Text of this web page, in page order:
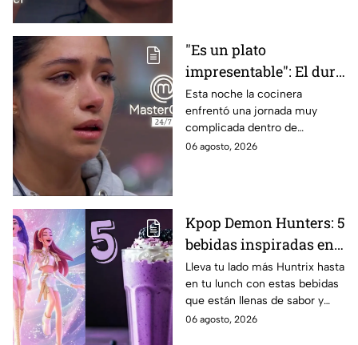
"Es un plato
impresentable": El duro
regaño que hizo llorar a
Michelle dentro de
MasterChef 24/7
Esta noche la cocinera
enfrentó una jornada muy
complicada dentro de
MasterChef 24/7.
06 agosto, 2026
Kpop Demon Hunters: 5
bebidas inspiradas en
las guerreras Huntrix
para llevar a la escuela
este regreso a clases
2026; son saludables y
Lleva tu lado más Huntrix hasta
en tu lunch con estas bebidas
que están llenas de sabor y
frescura.
06 agosto, 2026